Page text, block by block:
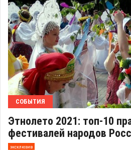
СОБЫТИЯ
Этнолето 2021: топ-10
фестивалей народов
эксклюзив